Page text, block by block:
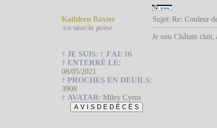
Kathleen Baxter
la balade en vaut la peine
† JE SUIS: † J'AI: 16
† ENTERRÉ LE:
08/05/2021
† PROCHES EN DEUILS:
3908
† AVATAR: Miley Cyrus
Sujet: Re: Couleur
Je suis Châtain